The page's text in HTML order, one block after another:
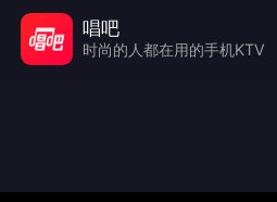
唱吧
时尚的人都在用的手机KTV